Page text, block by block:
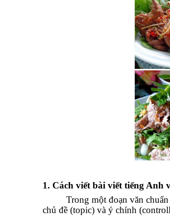
1. Cách viết bài viết tiếng Anh
Trong một đoạn văn
chủ đề (topic) và ý chính